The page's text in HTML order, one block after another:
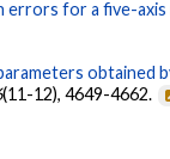
errors for a five-
obtained
(11-12), 4649-4662.